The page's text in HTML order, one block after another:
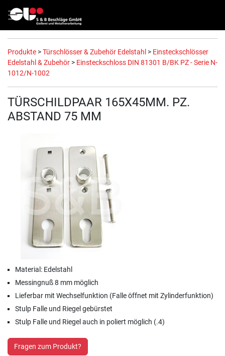
Produkte >Türschlösser & Zubehör Edelstahl > Einsteckschlösser
Edelstahl & Zubehör > Einsteckschloss DIN 81301 B/BK PZ - Serie N-
1012/N-1002
TÜRSCHILDPAAR 165X45MM. PZ.
ABSTAND 75 MM
Material: Edelstahl
Messingnuß 8 mm möglich
Lieferbar mit Wechselfunktion (Falle öffnet mit Zylinderfunktion)
Stulp Falle und Riegel gebürstet
Stulp Falle und Riegel auch in poliert möglich (.4)
Fragen zum Produkt?